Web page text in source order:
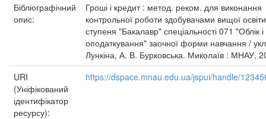
Бібліографічний
опис:
Гроші і кредит : метод. реком. для виконання
контрольної роботи здобувачами вищої освіти
ступеня "Бакалавр" спеціальності 071 "Облік і
оподаткування" заочної форми навчання /
Лункіна, А. В. Бурковська. Миколаїв : МНАУ,
URI
(Уніфікований
ідентифікатор
ресурсу):
https://dspace.mnau.edu.ua/jspui/handle/